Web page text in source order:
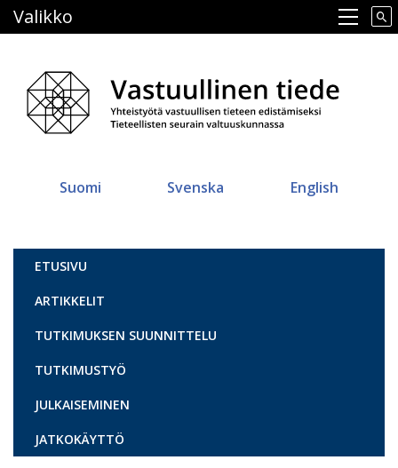
pääsisältöön
Main navigation
Valikko
Suomi Svenska English
Vastuullinen tiede
ETUSIVU
ARTIKKELIT
TUTKIMUKSEN SUUNNITTELU
TUTKIMUSTYÖ
JULKAISEMINEN
JATKOKÄYTTÖ